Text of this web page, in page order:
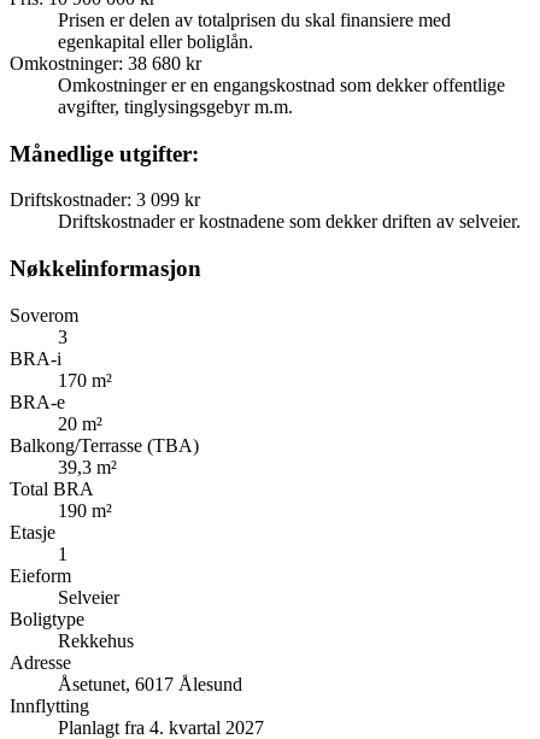
Prisen er delen av totalprisen du skal finansiere med
egenkapital eller boliglån.
Omkostninger: 38 680 kr
Omkostninger er en engangskostnad som dekker offentlige
avgifter, tinglysingsgebyr m.m.
Månedlige utgifter:
Driftskostnader: 3 099 kr
Driftskostnader er kostnadene som dekker driften av selveier.
Nøkkelinformasjon
Soverom
3
BRA-i
170 m²
BRA-e
20 m²
Balkong/Terrasse (TBA)
39,3 m²
Total BRA
190 m²
Etasje
1
Eieform
Selveier
Boligtype
Rekkehus
Adresse
Åsetunet, 6017 Ålesund
Innflytting
Planlagt fra 4. kvartal 2027